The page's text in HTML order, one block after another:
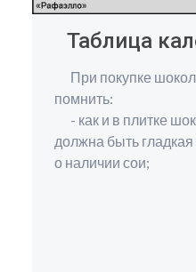
Таблица
При покупке
помнить:
- как и в плитке
должна быть
о наличии сои;